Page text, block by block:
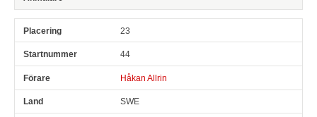
23
44
Håkan Allrin
SWE